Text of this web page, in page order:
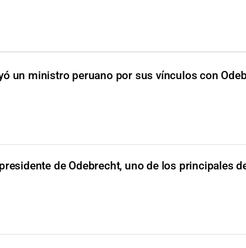
un ministro peruano por sus vínculos con
de Odebrecht, uno de los principales